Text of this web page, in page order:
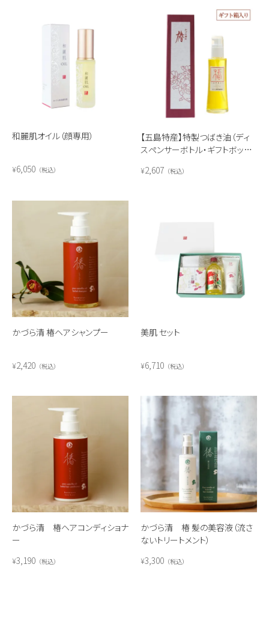
和麗肌オイル（顔専用）
¥6,050 税込
【五島特産】特製つばき油（ディ
スペンサーボトル・ギフトボック
¥2,607 税込
かづら清 椿ヘアシャンプー
¥2,420 税込
美肌 セット
¥6,710 税込
かづら清 椿ヘアコンディショナ
ー
¥3,190 税込
かづら清 椿 髪の美容液（流さ
ないトリートメント）
¥3,300 税込